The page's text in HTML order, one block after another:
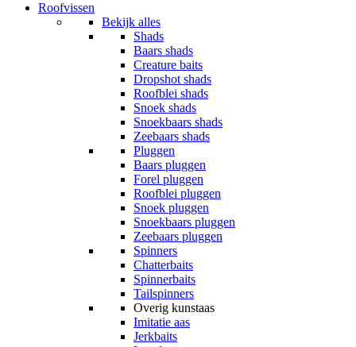
Roofvissen
Bekijk alles
Shads
Baars shads
Creature baits
Dropshot shads
Roofblei shads
Snoek shads
Snoekbaars shads
Zeebaars shads
Pluggen
Baars pluggen
Forel pluggen
Roofblei pluggen
Snoek pluggen
Snoekbaars pluggen
Zeebaars pluggen
Spinners
Chatterbaits
Spinnerbaits
Tailspinners
Overig kunstaas
Imitatie aas
Jerkbaits